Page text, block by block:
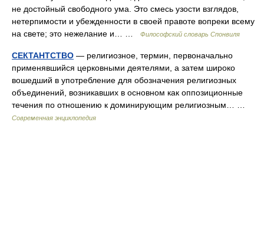
не достойный свободного ума. Это смесь узости взглядов,
нетерпимости и убежденности в своей правоте вопреки всему
на свете; это нежелание и… …
Философский словарь Спонвиля
СЕКТАНТСТВО — религиозное, термин, первоначально
применявшийся церковными деятелями, а затем широко
вошедший в употребление для обозначения религиозных
объединений, возникавших в основном как оппозиционные
течения по отношению к доминирующим религиозным… …
Современная энциклопедия